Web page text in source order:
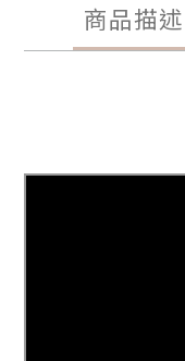
商品描述